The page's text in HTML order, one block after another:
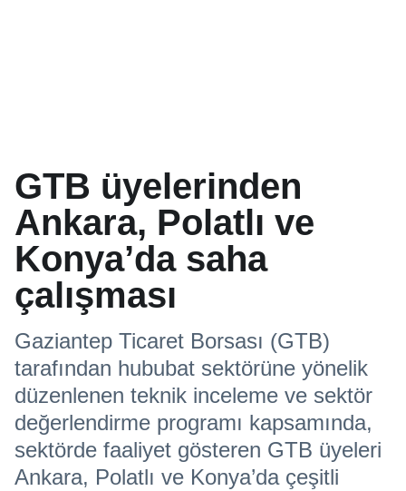
GTB üyelerinden
Ankara, Polatlı ve
Konya’da saha
çalışması
Gaziantep Ticaret Borsası (GTB)
tarafından hububat sektörüne yönelik
düzenlenen teknik inceleme ve sektör
değerlendirme programı kapsamında,
sektörde faaliyet gösteren GTB üyeleri
Ankara, Polatlı ve Konya’da çeşitli